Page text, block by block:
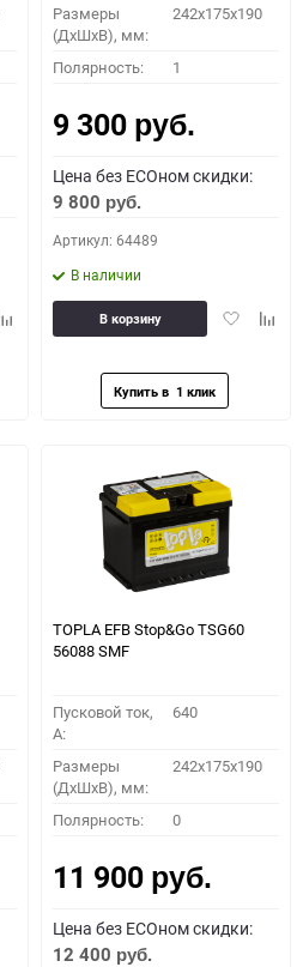
Размеры
(ДхШхВ), мм:
242x175x190
Полярность: 1
9 300 руб.
Цена без ECOном скидки:
9 800 руб.
Артикул: 64489
В наличии
Добавить
В корзину
TOPLA EFB Stop&Go TSG60
56088 SMF
Пусковой ток,
A:
640
Размеры
(ДхШхВ), мм:
242x175x190
Полярность: 0
11 900 руб.
Цена без ECOном скидки:
12 400 руб.